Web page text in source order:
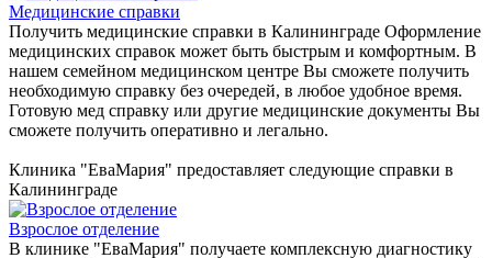
Медицинские справки
Получить медицинские справки в Калининграде Оформление
медицинских справок может быть быстрым и комфортным. В
нашем семейном медицинском центре Вы сможете получить
необходимую справку без очередей, в любое удобное время.
Готовую мед справку или другие медицинские документы Вы
сможете получить оперативно и легально.
Клиника "ЕваМария" предоставляет следующие справки в
Калининграде
Взрослое отделение
В клинике "ЕваМария" получаете комплексную диагностику